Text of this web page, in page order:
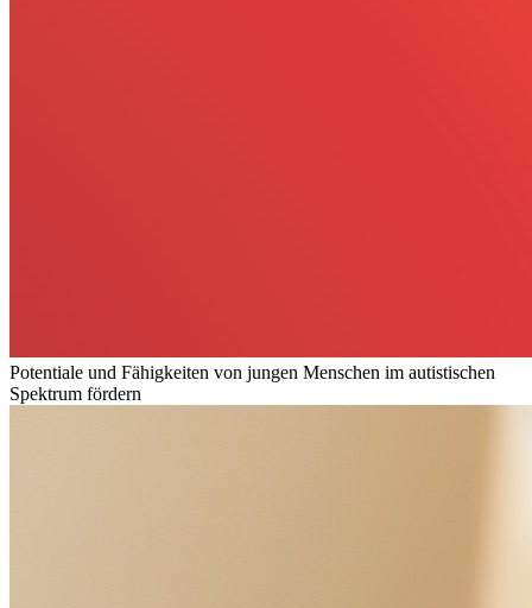
Potentiale und Fähigkeiten von jungen Menschen im autistischen
Spektrum fördern